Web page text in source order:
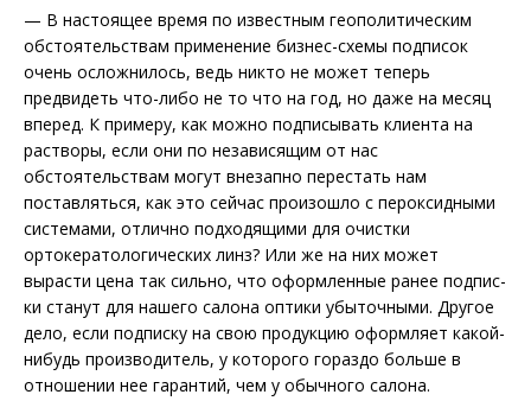
— В настоящее время по известным геополитическим
обстоятельствам применение бизнес-схемы подписок
очень осложнилось, ведь никто не может теперь
предвидеть что-либо не то что на год, но даже на месяц
вперед. К примеру, как можно подписывать клиента на
растворы, если они по независящим от нас
обстоятельствам могут внезапно перестать нам
поставляться, как это сейчас произошло с пероксидными
систе­мами, отлично подходящими для очистки
ортокератологических линз? Или же на них может
вырасти цена так сильно, что оформленные ранее подпис­
ки станут для нашего салона оптики убыточными. Другое
дело, если подписку на свою продукцию оформляет какой-
нибудь производитель, у которого гораздо больше в
отношении нее гарантий, чем у обычного салона.